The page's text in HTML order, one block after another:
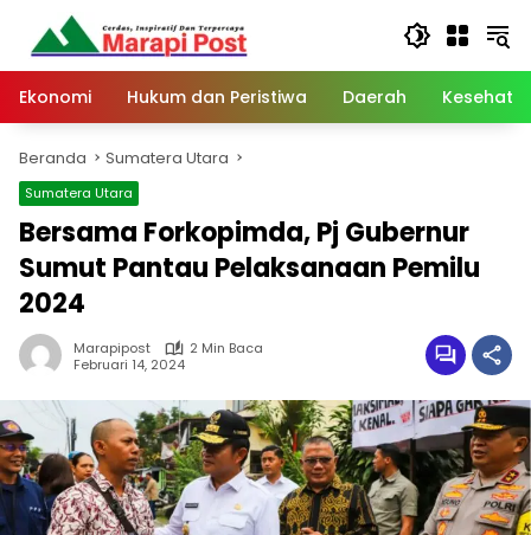
Langsung
konten
Ekonomi
Hukum dan Peristiwa Daerah
Beranda Sumatera Utara
Sumatera Utara
Bersama Forkopimda, Pj Gubernur
Sumut Pantau Pelaksanaan Pemilu
2024
Marapipost
2 Min Baca
Februari 14, 2024